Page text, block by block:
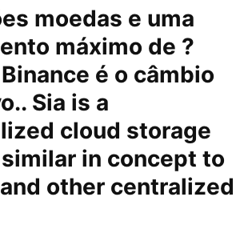
moedas e uma
máximo de ?
é o câmbio
Sia is a
cloud storage
in concept to
other centralized